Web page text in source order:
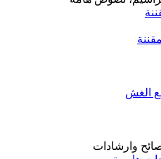
الغش
وارشادات